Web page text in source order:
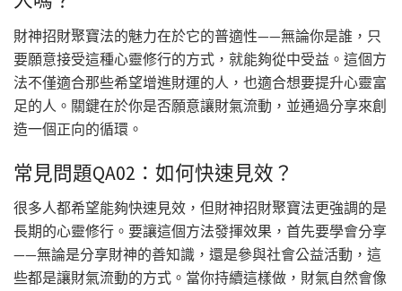
財神招財聚寶法的魅力在於它的普適性——無論你是誰，只
要願意接受這種心靈修行的方式，就能夠從中受益。這個方
法不僅適合那些希望增進財運的人，也適合想要提升心靈富
足的人。關鍵在於你是否願意讓財氣流動，並通過分享來創
造一個正向的循環。
常見問題QA02：如何快速見效？
很多人都希望能夠快速見效，但財神招財聚寶法更強調的是
長期的心靈修行。要讓這個方法發揮效果，首先要學會分享
——無論是分享財神的善知識，還是參與社會公益活動，這
些都是讓財氣流動的方式。當你持續這樣做，財氣自然會像